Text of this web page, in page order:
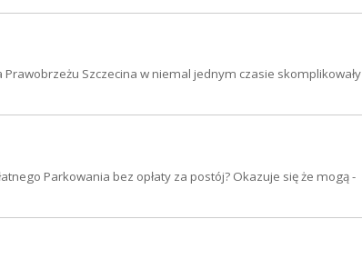
Szczecina w niemal jednym czasie skomplikowały
Parkowania bez opłaty za postój? Okazuje się że mogą -